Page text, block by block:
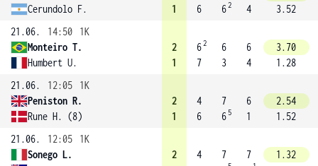
Cerundolo F.
1
6
62
4
3.52
21.06.
14:50
1K
Monteiro T.
Humbert U.
2
1
62
7
6
3
6
4
3.70
1.28
21.06.
12:05
1K
Peniston R.
Rune H. (8)
2
1
4
6
7
6 5
6
1
2.54
1.52
21.06.
12:05
1K
Sonego L.
2
4
7
7
1.32